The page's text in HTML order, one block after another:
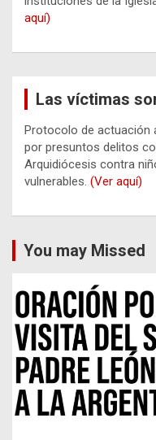
aquí)
Las víctimas
Protocolo de actuación
por presuntos delitos
Arquidiócesis contra
vulnerables. (Ver aquí)
You may Missed